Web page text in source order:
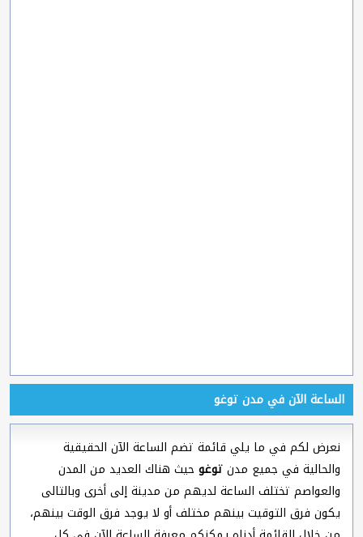
الساعة الآن في مدن توغو
نعرض لكم في ما يلي قائمة تضم الساعة الآن الحقيقية
والحالية في جميع مدنتوغو حيث هناك العديد من المدن
والعواصم تختلف الساعة لديهم من مدينة إلى أخرى وبالتالى
يكون فرق التوقيت بينهم مختلف أو لا يوجد فرق الوقت بينهم،